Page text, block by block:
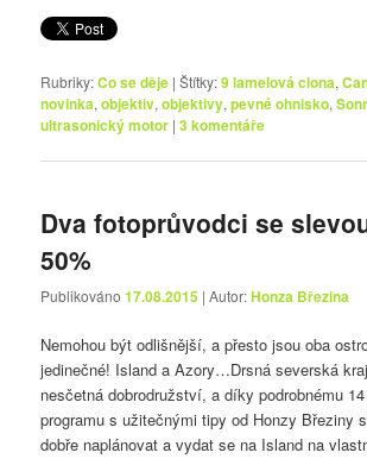
Rubriky:Co se děje |Štítky:9 lamelová clona,
novinka,objektiv,objektivy,pevné ohnisko,
ultrasonický motor |3komentáře
Dva fotoprůvodci se
50%
Publikováno17.08.2015 | Autor:Honza Březina
Nemohou být odlišnější, a přesto jsou oba
jedinečné! Island a Azory…Drsná severská
nesčetná dobrodružství, a díky podrobnému
programu s užitečnými tipy od Honzy Březiny
dobře naplánovat a vydat se na Island na